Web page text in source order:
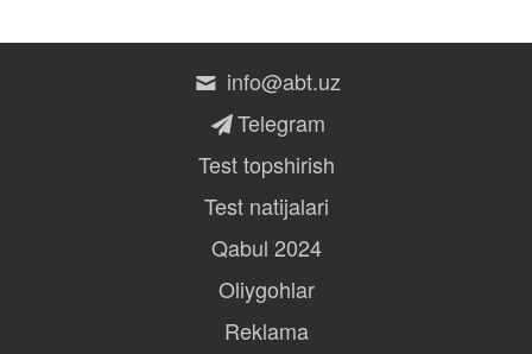
info@abt.uz
Telegram
Test topshirish
Test natijalari
Qabul 2024
Oliygohlar
Reklama